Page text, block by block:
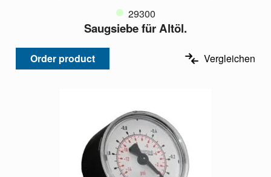
29300
Saugsiebe für Altöl.
Order product Vergleichen